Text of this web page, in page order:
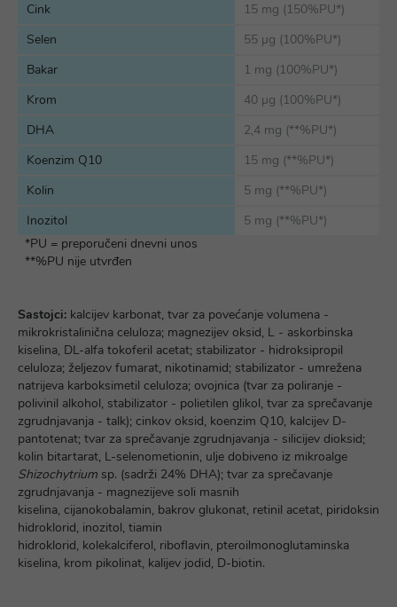
Cink
15 mg (150%PU*)
Selen
55 µg (100%PU*)
Bakar
1 mg (100%PU*)
Krom
40 µg (100%PU*)
DHA
2,4 mg (**%PU*)
Koenzim Q10
15 mg (**%PU*)
Kolin
5 mg (**%PU*)
Inozitol
5 mg (**%PU*)
*PU = preporučeni dnevni unos
**%PU nije utvrđen
Sastojci: kalcijev karbonat, tvar za povećanje volumena -
mikrokristalinična celuloza; magnezijev oksid, L - askorbinska
kiselina, DL-alfa tokoferil acetat; stabilizator - hidroksipropil
celuloza; željezov fumarat, nikotinamid; stabilizator - umrežena
natrijeva karboksimetil celuloza; ovojnica (tvar za poliranje -
polivinil alkohol, stabilizator - polietilen glikol, tvar za sprečavanje
zgrudnjavanja - talk); cinkov oksid, koenzim Q10, kalcijev D-
pantotenat; tvar za sprečavanje zgrudnjavanja - silicijev dioksid;
kolin bitartarat, L-selenometionin, ulje dobiveno iz mikroalge
Shizochytrium sp. (sadrži 24% DHA); tvar za sprečavanje
zgrudnjavanja - magnezijeve soli masnih
kiselina, cijanokobalamin, bakrov glukonat, retinil acetat, piridoksin
hidroklorid, inozitol, tiamin
hidroklorid, kolekalciferol, riboflavin, pteroilmonoglutaminska
kiselina, krom pikolinat, kalijev jodid, D-biotin.